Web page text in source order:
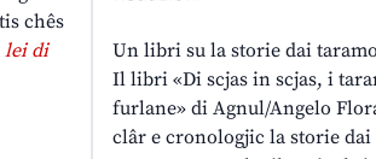
chês
lei di
Un libri su la storie dai
Il libri «Di scjas in scjas, i
furlane» di Agnul/Angelo
clâr e cronologjic la storie